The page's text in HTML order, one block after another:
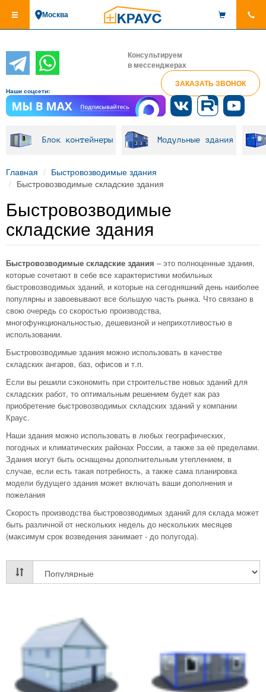
основному
Москва
Консультируем
в мессенджерах
ЗАКАЗАТЬ ЗВОНОК
Наши соцсети:
Блок контейнеры Модульные здания
Главная
Быстровозводимые здания
Быстровозводимые складские здания
Быстровозводимые
складские здания
Быстровозводимые складские здания – это полноценные здания,
которые сочетают в себе все характеристики мобильных
быстровозводимых зданий, и которые на сегодняшний день наиболее
популярны и завоевывают все большую часть рынка. Что связано в
свою очередь со скоростью производства,
многофункциональностью, дешевизной и неприхотливостью в
использовании.
Быстровозводимые здания можно использовать в качестве
складских ангаров, баз, офисов и т.п.
Если вы решили сэкономить при строительстве новых зданий для
складских работ, то оптимальным решением будет как раз
приобретение быстровозводимых складских зданий у компании
Краус.
Наши здания можно использовать в любых географических,
погодных и климатических районах России, а также за её пределами.
Здания могут быть оснащены дополнительным утеплением, в
случае, если есть такая потребность, а также сама планировка
модели будущего здания может включать ваши дополнения и
пожелания
Скорость производства быстровозводимых зданий для склада может
быть различной от нескольких недель до нескольких месяцев
(максимум срок возведения занимает - до полугода).